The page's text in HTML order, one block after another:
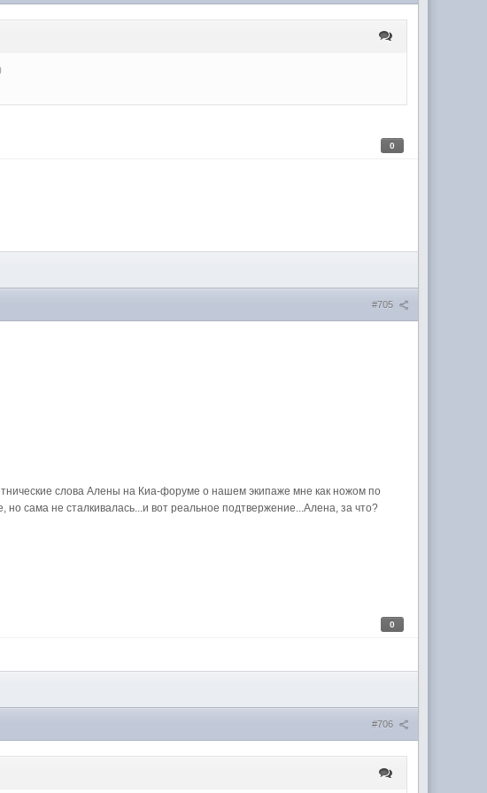
0
#705
слова Алены на Киа-форуме о нашем экипаже мне как ножом по
но сама не сталкивалась...и вот реальное подтвержение...Алена, за что?
0
#706